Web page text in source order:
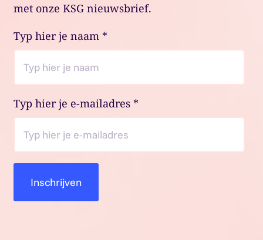
met onze KSG nieuwsbrief.
Typ hier je naam *
Typ hier je e-mailadres *